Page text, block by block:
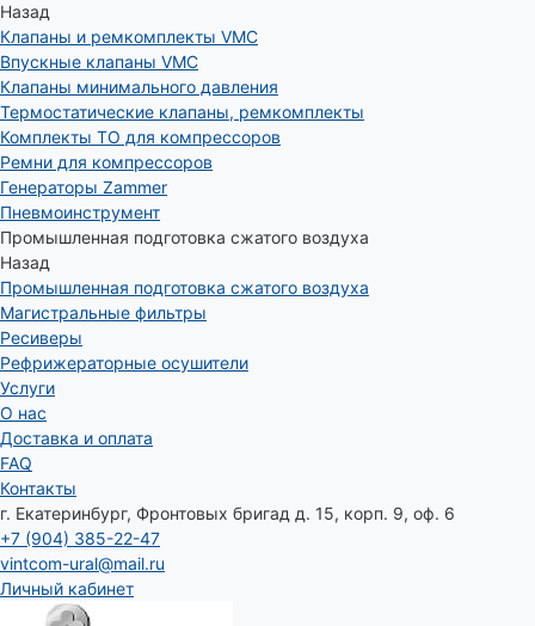
Назад
Клапаны и ремкомплекты VMC
Впускные клапаны VMC
Клапаны минимального давления
Термостатические клапаны, ремкомплекты
Комплекты ТО для компрессоров
Ремни для компрессоров
Генераторы Zammer
Пневмоинструмент
Промышленная подготовка сжатого воздуха
Назад
Промышленная подготовка сжатого воздуха
Магистральные фильтры
Ресиверы
Рефрижераторные осушители
Услуги
О нас
Доставка и оплата
FAQ
Контакты
г. Екатеринбург, Фронтовых бригад д. 15, корп. 9, оф. 6
+7 (904) 385-22-47
vintcom-ural@mail.ru
Личный кабинет